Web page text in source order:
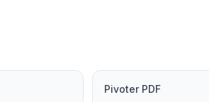
Pivoter PDF